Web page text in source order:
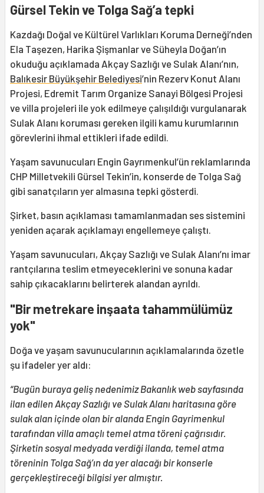
Gürsel Tekin ve Tolga Sağ’a tepki
Kazdağı Doğal ve Kültürel Varlıkları Koruma Derneği’nden
Ela Taşezen, Harika Şişmanlar ve Süheyla Doğan’ın
okuduğu açıklamada Akçay Sazlığı ve Sulak Alanı’nın,
Balıkesir Büyükşehir Belediyesi’nin Rezerv Konut Alanı
Projesi, Edremit Tarım Organize Sanayi Bölgesi Projesi
ve villa projeleri ile yok edilmeye çalışıldığı vurgulanarak
Sulak Alanı koruması gereken ilgili kamu kurumlarının
görevlerini ihmal ettikleri ifade edildi.
Yaşam savunucuları Engin Gayrımenkul’ün reklamlarında
CHP Milletvekili Gürsel Tekin’in, konserde de Tolga Sağ
gibi sanatçıların yer almasına tepki gösterdi.
Şirket, basın açıklaması tamamlanmadan ses sistemini
yeniden açarak açıklamayı engellemeye çalıştı.
Yaşam savunucuları, Akçay Sazlığı ve Sulak Alanı’nı imar
rantçılarına teslim etmeyeceklerini ve sonuna kadar
sahip çıkacaklarını belirterek alandan ayrıldı.
"Bir metrekare inşaata tahammülümüz
yok"
Doğa ve yaşam savunucularının açıklamalarında özetle
şu ifadeler yer aldı:
“Bugün buraya geliş nedenimiz Bakanlık web sayfasında
ilan edilen Akçay Sazlığı ve Sulak Alanı haritasına göre
sulak alan içinde olan bir alanda Engin Gayrimenkul
tarafından villa amaçlı temel atma töreni çağrısıdır.
Şirketin sosyal medyada verdiği ilanda, temel atma
töreninin Tolga Sağ’ın da yer alacağı bir konserle
gerçekleştireceği bilgisi yer almıştır.